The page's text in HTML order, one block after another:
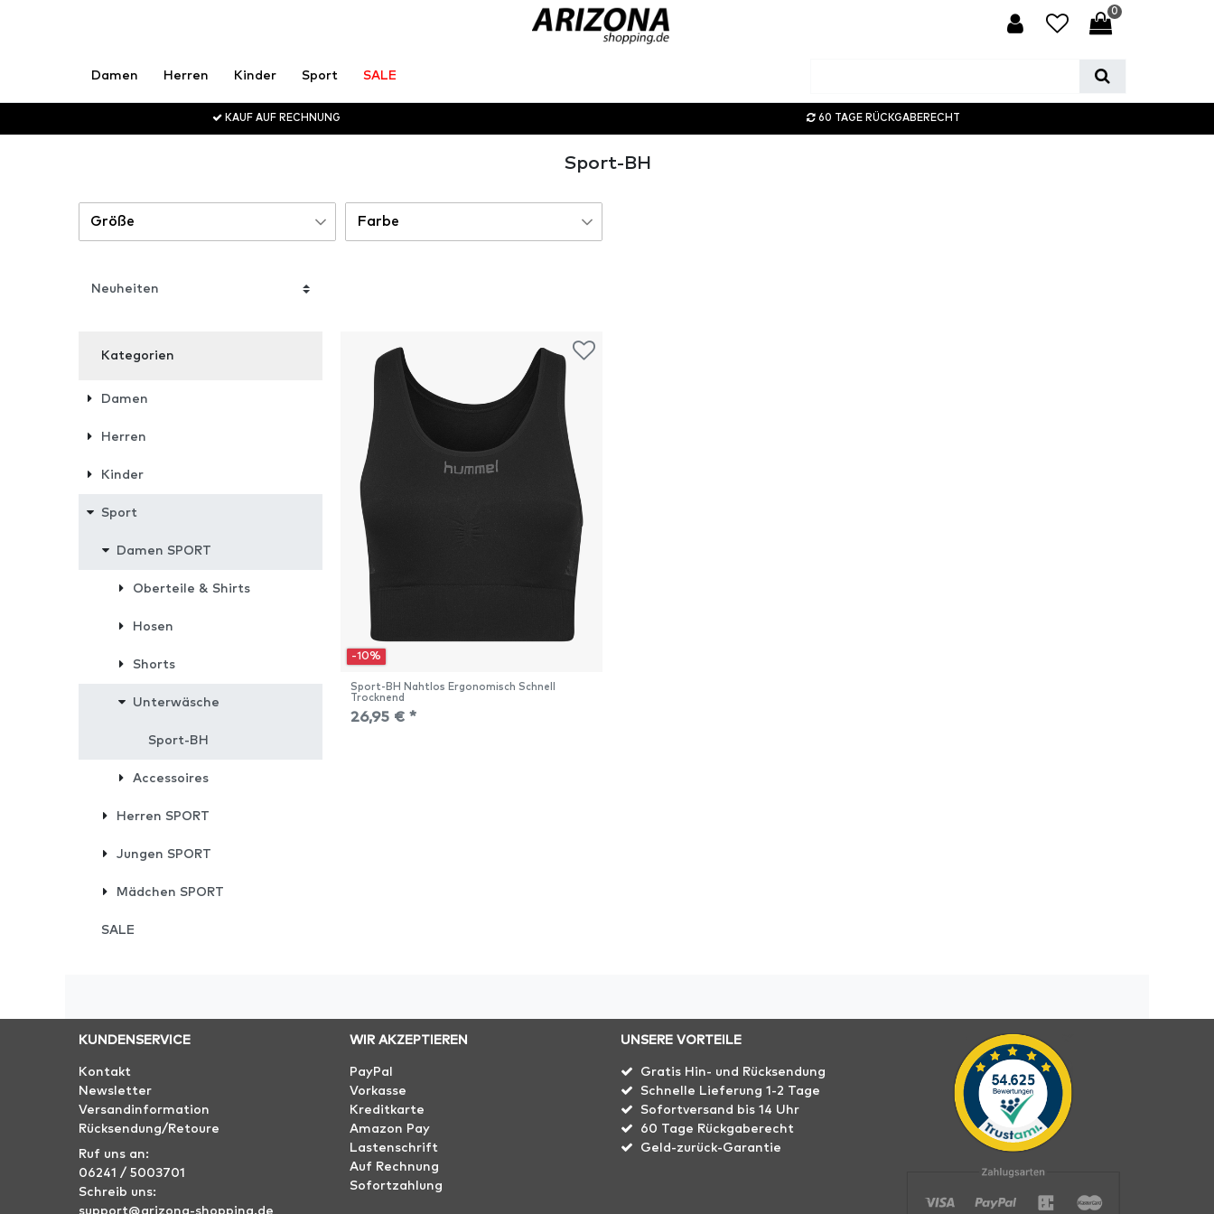
0
Damen Herren Kinder Sport SALE
KAUF AUF RECHNUNG 60 TAGE RÜCKGABERECHT
Sport-BH
Größe
S 1
Farbe
Kategorien
Damen
Herren
Kinder
Sport
Damen SPORT
Oberteile & Shirts
Hosen
Shorts
Unterwäsche
Sport-BH
Accessoires
Herren SPORT
Jungen SPORT
Mädchen SPORT
SALE
-10%
Sport-BH Nahtlos Ergonomisch Schnell
Trocknend
26,95 € *
KUNDENSERVICE
Kontakt
Newsletter
Versandinformation
Rücksendung/Retoure
Ruf uns an:
06241 / 5003701
Schreib uns:
WIR AKZEPTIEREN
PayPal
Vorkasse
Kreditkarte
Amazon Pay
Lastenschrift
Auf Rechnung
Sofortzahlung
UNSERE VORTEILE
Gratis Hin- und Rücksendung
Schnelle Lieferung 1-2 Tage
Sofortversand bis 14 Uhr
60 Tage Rückgaberecht
Geld-zurück-Garantie